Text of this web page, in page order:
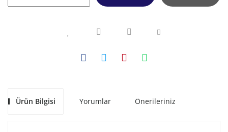
Ürün Bilgisi Yorumlar Önerileriniz